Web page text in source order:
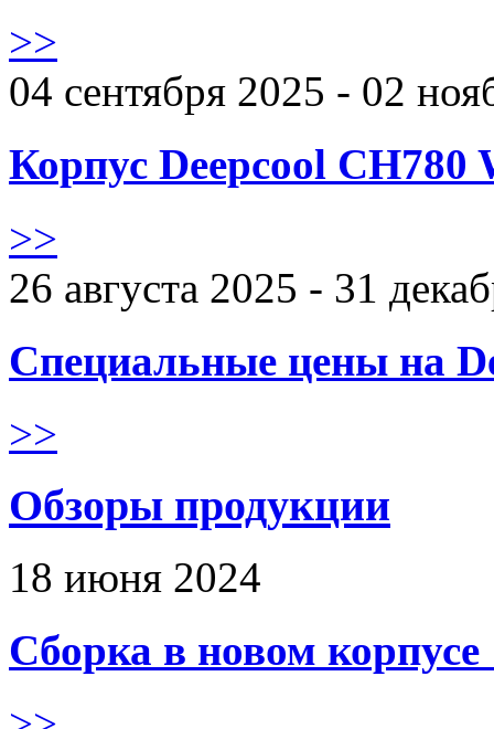
>>
04 сентября 2025 - 02
Корпус Deepcool CH780
>>
26 августа 2025 - 31
Специальные цены на
>>
Обзоры продукции
18 июня 2024
Сборка в новом